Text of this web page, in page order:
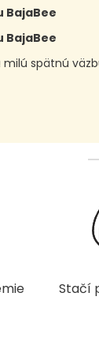
BajaBee
BajaBee
milú spätnú
Stačí